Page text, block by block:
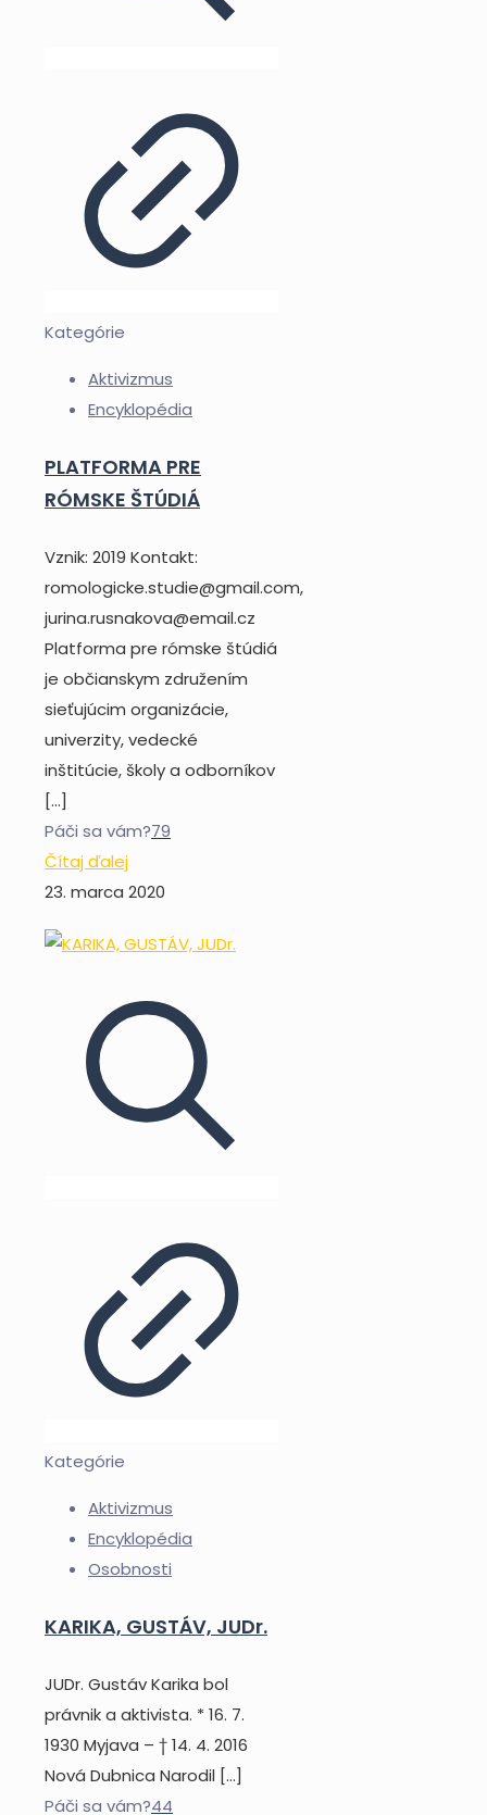
Kategórie
Aktivizmus
Encyklopédia
PLATFORMA PRE
RÓMSKE ŠTÚDIÁ
Vznik: 2019 Kontakt:
romologicke.studie@gmail.com,
jurina.rusnakova@email.cz
Platforma pre rómske štúdiá
je občianskym združením
sieťujúcim organizácie,
univerzity, vedecké
inštitúcie, školy a odborníkov
[…]
Páči sa vám?79
Čítaj ďalej
23. marca 2020
Kategórie
Aktivizmus
Encyklopédia
Osobnosti
KARIKA, GUSTÁV, JUDr.
JUDr. Gustáv Karika bol
právnik a aktivista. * 16. 7.
1930 Myjava – † 14. 4. 2016
Nová Dubnica Narodil […]
Páči sa vám?44